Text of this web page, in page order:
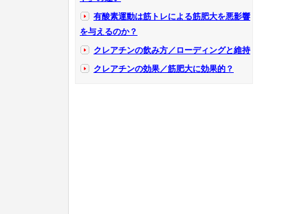
有酸素運動は筋トレによる筋肥大を悪影響
を与えるのか？
クレアチンの飲み方／ローディングと維持
クレアチンの効果／筋肥大に効果的？